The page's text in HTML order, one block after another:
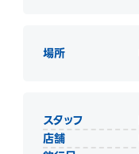
場所
スタッフ
店舗